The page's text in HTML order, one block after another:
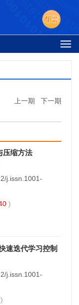
上一期 下一期
压缩方法
j.issn.1001-
)
速迭代学习控制
j.issn.1001-
)